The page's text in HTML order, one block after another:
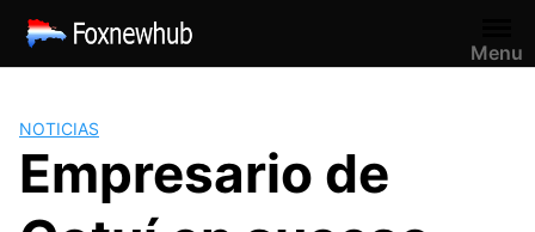
Saltar
contenido
Menu
NOTICIAS
Empresario de